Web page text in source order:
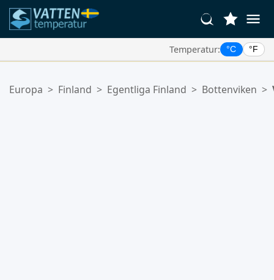
Temperatur: °C °F
Din favoritlista är tom.
Europa > Finland > Egentliga Finland > Bottenviken >